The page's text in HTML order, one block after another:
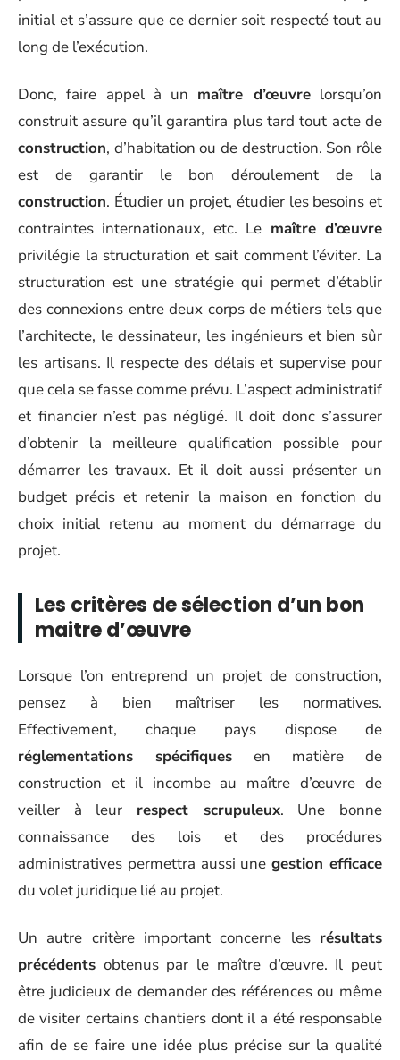
initial et s’assure que ce dernier soit respecté tout au
long de l’exécution.
Donc, faire appel à un maître d’œuvrelorsqu’on
construit assure qu’il garantira plus tard tout acte de
construction, d’habitation ou de destruction. Son rôle
est de garantir le bon déroulement de la
construction. Étudier un projet, étudier les besoins et
contraintes internationaux, etc. Le maître d’œuvre
privilégie la structuration et sait comment l’éviter. La
structuration est une stratégie qui permet d’établir
des connexions entre deux corps de métiers tels que
l’architecte, le dessinateur, les ingénieurs et bien sûr
les artisans. Il respecte des délais et supervise pour
que cela se fasse comme prévu. L’aspect administratif
et financier n’est pas négligé. Il doit donc s’assurer
d’obtenir la meilleure qualification possible pour
démarrer les travaux. Et il doit aussi présenter un
budget précis et retenir la maison en fonction du
choix initial retenu au moment du démarrage du
projet.
Les critères de sélection d’un bon
maitre d’œuvre
Lorsque l’on entreprend un projet de construction,
pensez à bien maîtriser les normatives.
Effectivement, chaque pays dispose de
réglementations spécifiques en matière de
construction et il incombe au maître d’œuvre de
veiller à leur respect scrupuleux. Une bonne
connaissance des lois et des procédures
administratives permettra aussi unegestion efficace
du volet juridique lié au projet.
Un autre critère important concerne les résultats
précédents obtenus par le maître d’œuvre. Il peut
être judicieux de demander des références ou même
de visiter certains chantiers dont il a été responsable
afin de se faire une idée plus précise sur la qualité